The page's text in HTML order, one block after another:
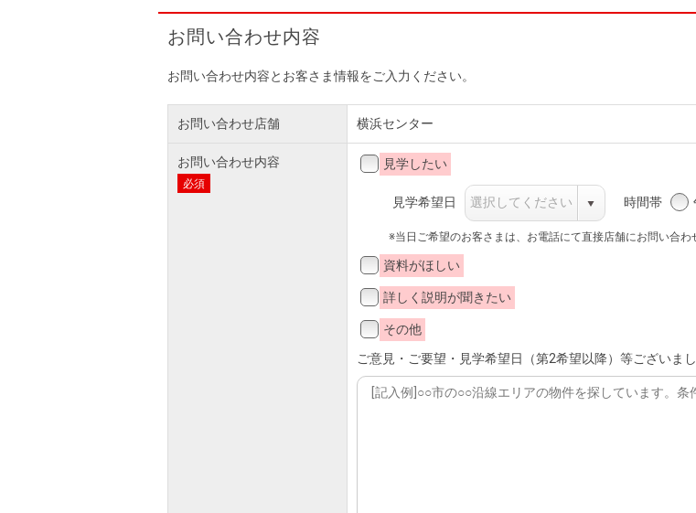
お問い合わせ内容
お問い合わせ内容とお客さま情報をご入力ください。
お問い合わせ店舗 横浜センター
お問い合わせ内容
必須
見学したい
見学希望日 時間帯
※当日ご希望のお客さまは、お電話にて直接店舗にお問い合わ
資料がほしい
詳しく説明が聞きたい
その他
ご意見・ご要望・見学希望日（第2希望以降）等ございま